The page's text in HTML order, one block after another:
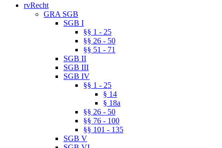
rvRecht
GRA SGB
SGB I
§§ 1 - 25
§§ 26 - 50
§§ 51 - 71
SGB II
SGB III
SGB IV
§§ 1 - 25
§ 14
§ 18a
§§ 26 - 50
§§ 76 - 100
§§ 101 - 135
SGB V